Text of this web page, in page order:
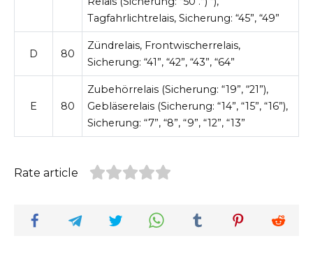
Tagfahrlichtrelais, Sicherung: “45”, “49”
D 80
Zündrelais, Frontwischerrelais,
Sicherung: “41”, “42”, “43”, “64”
E 80
Zubehörrelais (Sicherung: “19”, “21”),
Gebläserelais (Sicherung: “14”, “15”, “16”),
Sicherung: “7”, “8”, “9”, “12”, “13”
Rate article